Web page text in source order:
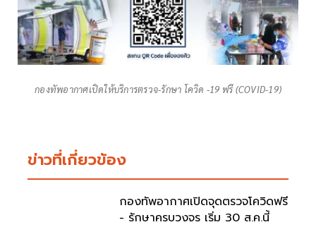
กองทัพอากาศเปิดให้บริการตรวจ-รักษา โควิด -19 ฟรี (COVID-19)
ข่าวที่เกี่ยวข้อง
กองทัพอากาศเปิดจุดตรวจโควิดฟรี
- รักษาครบวงจร เริ่ม 30 ส.ค.นี้